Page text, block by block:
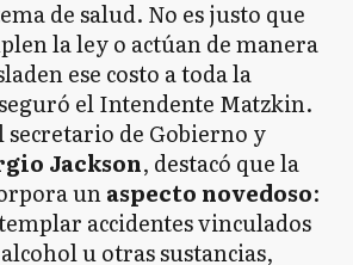
de salud. No es justo que
la ley o actúan de manera
ese costo a toda la
el Intendente Matzkin.
secretario de Gobierno y
Jackson, destacó que la
unaspecto novedoso:
accidentes vinculados
u otras sustancias,